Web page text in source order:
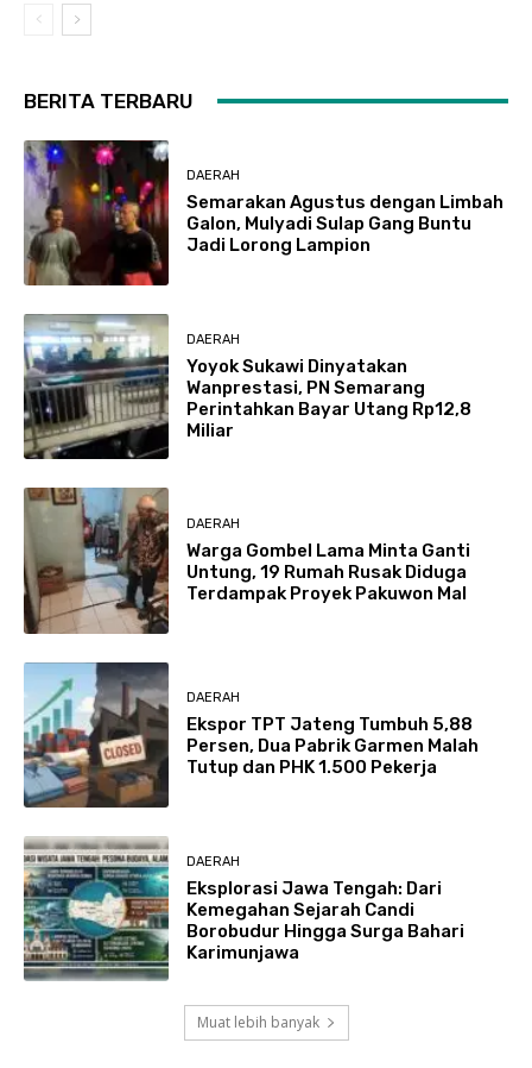
BERITA TERBARU
DAERAH
Semarakan Agustus dengan Limbah
Galon, Mulyadi Sulap Gang Buntu
Jadi Lorong Lampion
DAERAH
Yoyok Sukawi Dinyatakan
Wanprestasi, PN Semarang
Perintahkan Bayar Utang Rp12,8
Miliar
DAERAH
Warga Gombel Lama Minta Ganti
Untung, 19 Rumah Rusak Diduga
Terdampak Proyek Pakuwon Mal
DAERAH
Ekspor TPT Jateng Tumbuh 5,88
Persen, Dua Pabrik Garmen Malah
Tutup dan PHK 1.500 Pekerja
DAERAH
Eksplorasi Jawa Tengah: Dari
Kemegahan Sejarah Candi
Borobudur Hingga Surga Bahari
Karimunjawa
Muat lebih banyak